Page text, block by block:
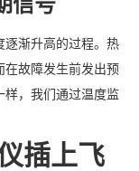
逐渐升高的过程。热
在故障发生前发出预
样，我们通过温度监
插上飞